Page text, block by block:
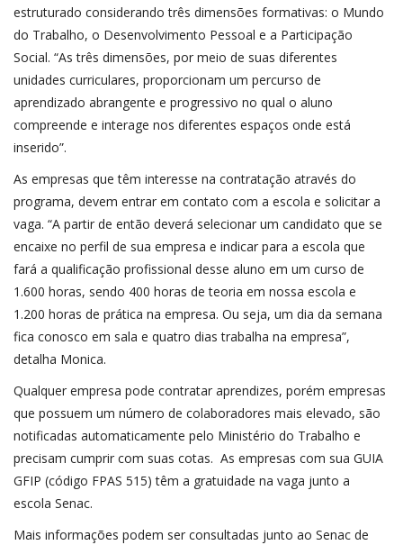
estruturado considerando três dimensões formativas: o Mundo
do Trabalho, o Desenvolvimento Pessoal e a Participação
Social. “As três dimensões, por meio de suas diferentes
unidades curriculares, proporcionam um percurso de
aprendizado abrangente e progressivo no qual o aluno
compreende e interage nos diferentes espaços onde está
inserido”.
As empresas que têm interesse na contratação através do
programa, devem entrar em contato com a escola e solicitar a
vaga. “A partir de então deverá selecionar um candidato que se
encaixe no perfil de sua empresa e indicar para a escola que
fará a qualificação profissional desse aluno em um curso de
1.600 horas, sendo 400 horas de teoria em nossa escola e
1.200 horas de prática na empresa. Ou seja, um dia da semana
fica conosco em sala e quatro dias trabalha na empresa”,
detalha Monica.
Qualquer empresa pode contratar aprendizes, porém empresas
que possuem um número de colaboradores mais elevado, são
notificadas automaticamente pelo Ministério do Trabalho e
precisam cumprir com suas cotas. As empresas com sua GUIA
GFIP (código FPAS 515) têm a gratuidade na vaga junto a
escola Senac.
Mais informações podem ser consultadas junto ao Senac de